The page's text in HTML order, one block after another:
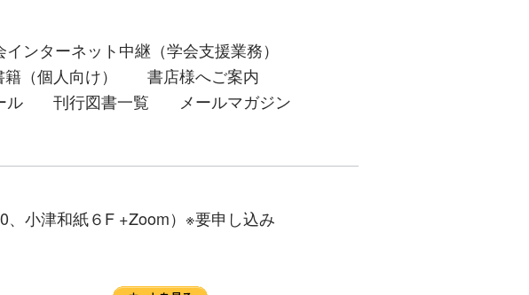
ンターネット中継（学会支援業務）
（個人向け）
書店様へご案内
ル 刊行図書一覧
メールマガジン
小津和紙６F +Zoom）※要申し込み